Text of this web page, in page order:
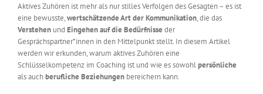
Aktives Zuhören ist mehr als nur stilles Verfolgen des Gesagten – es ist
eine bewusste,wertschätzende Art der Kommunikation, die das
Verstehenund Eingehen auf die Bedürfnisse der
Gesprächspartner*innen in den Mittelpunkt stellt. In diesem Artikel
werden wir erkunden, warum aktives Zuhören eine
Schlüsselkompetenz im Coaching ist und wie es sowohlpersönliche
als auchberufliche Beziehungenbereichern kann.